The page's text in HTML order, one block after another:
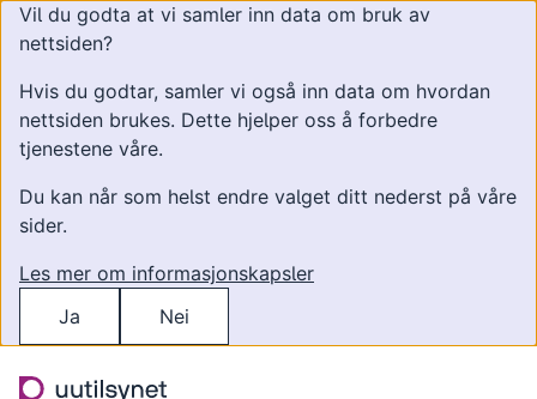
Vil du godta at vi samler inn data om bruk av
nettsiden?
Hvis du godtar, samler vi også inn data om hvordan
nettsiden brukes. Dette hjelper oss å forbedre
tjenestene våre.
Du kan når som helst endre valget ditt nederst på våre
sider.
Les mer om informasjonskapsler
Ja
Nei